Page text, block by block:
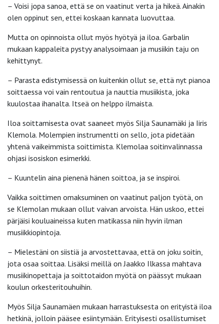
– Voisi jopa sanoa, että se on vaatinut verta ja hikeä. Ainakin
olen oppinut sen, ettei koskaan kannata luovuttaa.
Mutta on opinnoista ollut myös hyötyä ja iloa. Garbalin
mukaan kappaleita pystyy analysoimaan ja musiikin taju on
kehittynyt.
– Parasta edistymisessä on kuitenkin ollut se, että nyt pianoa
soittaessa voi vain rentoutua ja nauttia musiikista, joka
kuulostaa ihanalta. Itseä on helppo ilmaista.
Iloa soittamisesta ovat saaneet myös Silja Saunamäki ja Iiris
Klemola. Molempien instrumentti on sello, jota pidetään
yhtenä vaikeimmista soittimista. Klemolaa soitinvalinnassa
ohjasi isosiskon esimerkki.
– Kuuntelin aina pienenä hänen soittoa, ja se inspiroi.
Vaikka soittimen omaksuminen on vaatinut paljon työtä, on
se Klemolan mukaan ollut vaivan arvoista. Hän uskoo, ettei
pärjäisi kouluaineissa kuten matikassa niin hyvin ilman
musiikkiopintoja.
– Mielestäni on siistiä ja arvostettavaa, että on joku soitin,
jota osaa soittaa. Lisäksi meillä on Jaakko Ilkassa mahtava
musiikinopettaja ja soittotaidon myötä on päässyt mukaan
koulun orkesteritouhuihin.
Myös Silja Saunamäen mukaan harrastuksesta on erityistä iloa
hetkinä, jolloin pääsee esiintymään. Erityisesti osallistumiset